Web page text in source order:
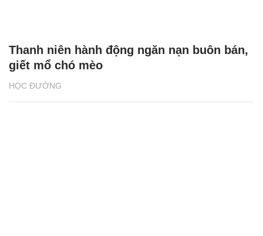
HỌC ĐƯỜNG
Thanh niên hành động ngăn nạn buôn bán,
giết mổ chó mèo